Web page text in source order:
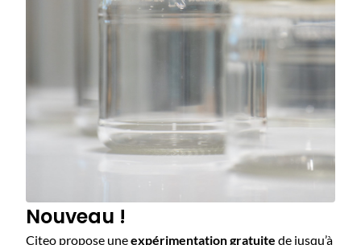
Nouveau !
Citeo propose uneexpérimentationgratuite de jusqu’à